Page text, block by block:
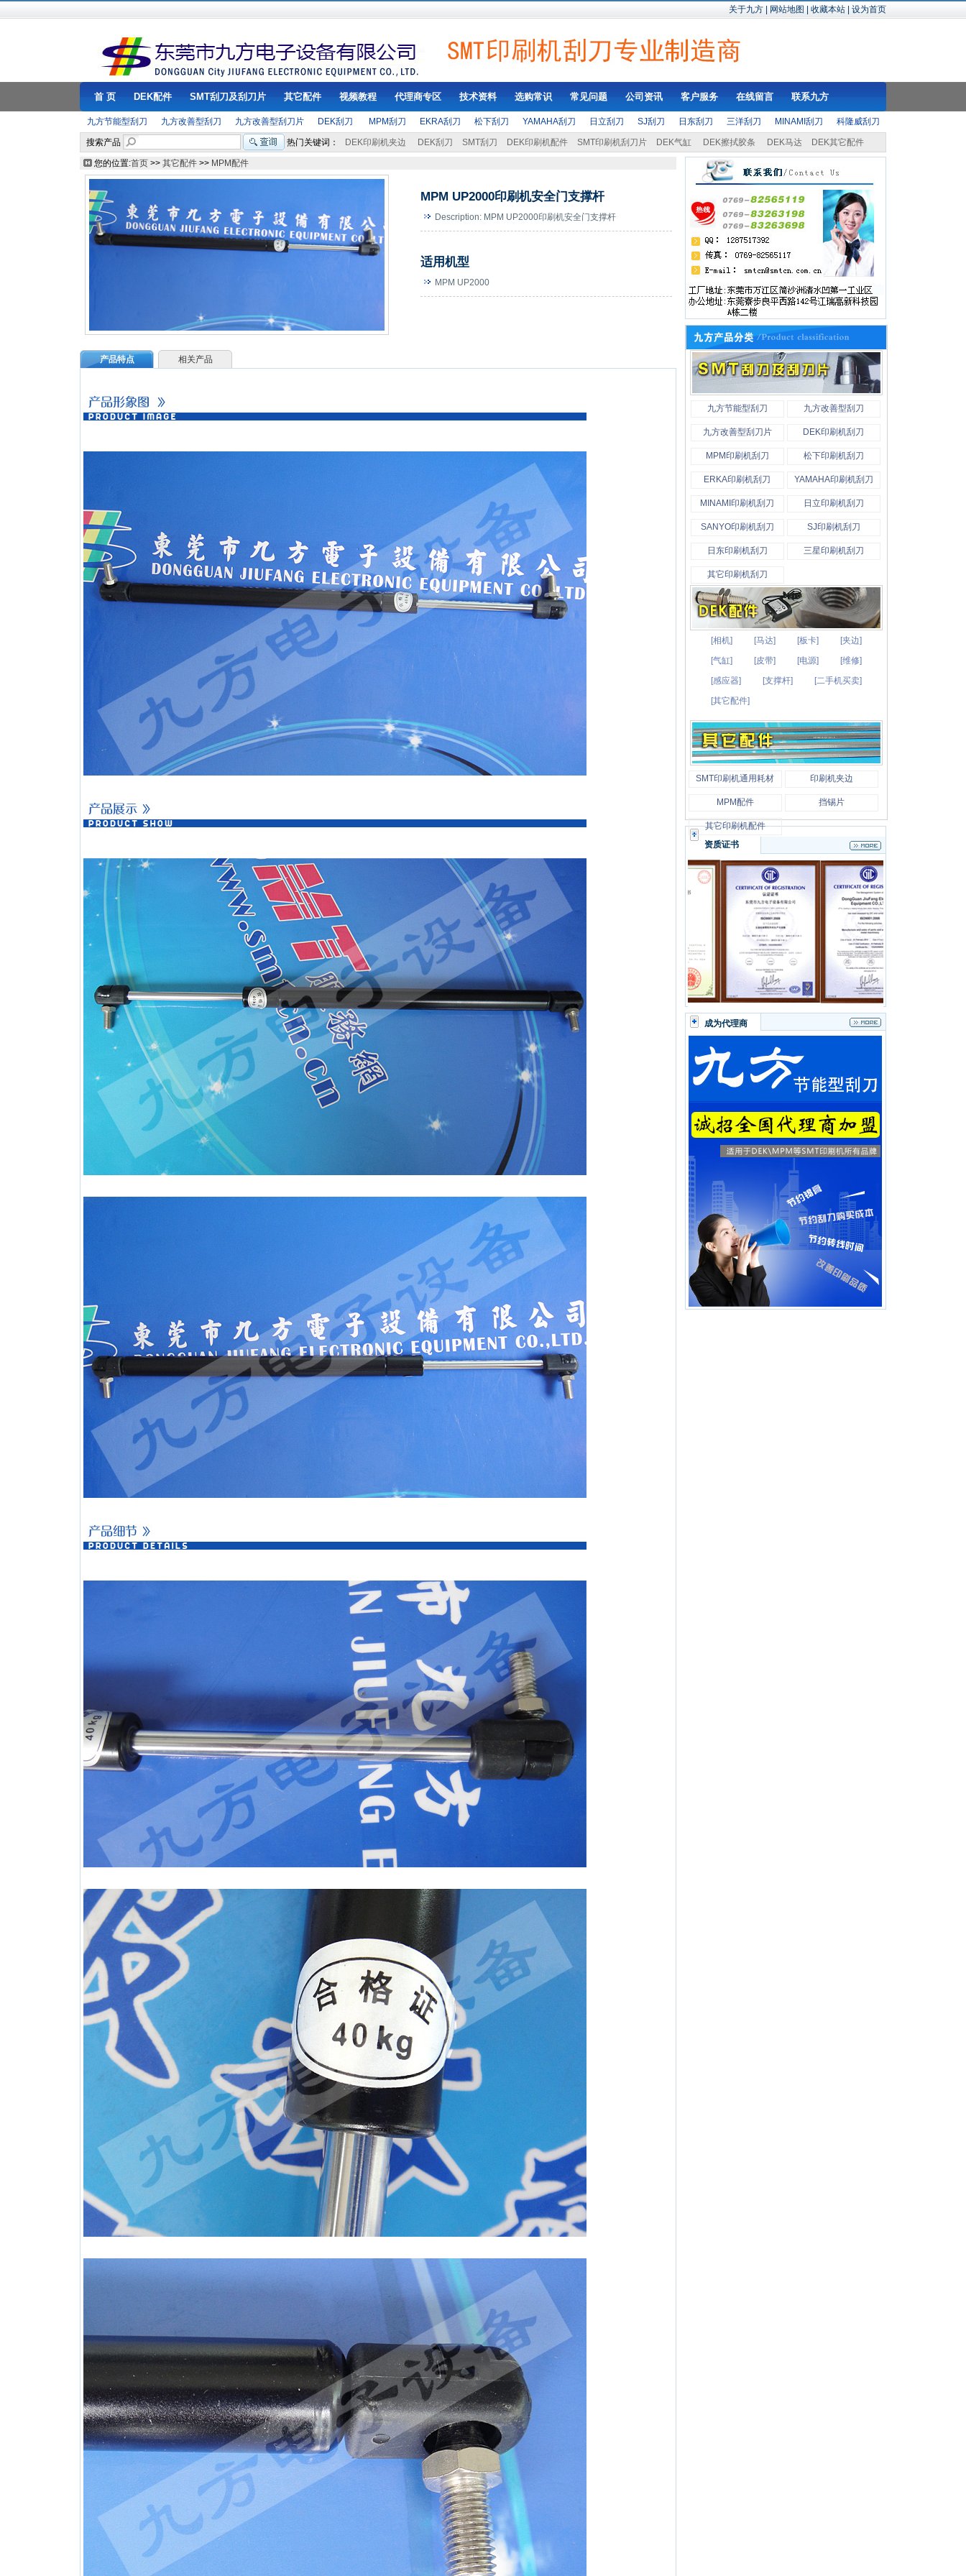
关于九方 网站地图 收藏本站 设为首页
首 页 DEK配件 SMT刮刀及刮刀片 其它配件 视频教程 代理商专区 技术资料 选购常识 常见问题 公司资讯 客户服务 在线留言 联系九方
九方节能型刮刀 九方改善型刮刀 九方改善型刮刀片 DEK刮刀 MPM刮刀 EKRA刮刀 松下刮刀 YAMAHA刮刀 日立刮刀 SJ刮刀 日东刮刀 三洋刮刀 MINAMI刮刀 科隆威刮刀
搜索产品 热门关键词： DEK印刷机夹边 DEK刮刀 SMT刮刀 DEK印刷机配件 SMT印刷机刮刀片 DEK气缸 DEK擦拭胶条 DEK马达 DEK其它配件
您的位置:首页 >> 其它配件 >> MPM配件
MPM UP2000印刷机安全门支撑杆
Description: MPM UP2000印刷机安全门支撑杆
适用机型
MPM UP2000
产品特点 相关产品
九方节能型刮刀 九方改善型刮刀
九方改善型刮刀片 DEK印刷机刮刀
MPM印刷机刮刀 松下印刷机刮刀
ERKA印刷机刮刀 YAMAHA印刷机刮刀
MINAMI印刷机刮刀 日立印刷机刮刀
SANYO印刷机刮刀 SJ印刷机刮刀
日东印刷机刮刀 三星印刷机刮刀
其它印刷机刮刀
[相机] [马达] [板卡]
[夹边]
[气缸]
[皮带] [电源]
[维修]
[感应器]
[支撑杆]
[二手机买卖]
[其它配件]
SMT印刷机通用耗材 印刷机夹边
MPM配件 挡锡片
其它印刷机配件
资质证书
成为代理商